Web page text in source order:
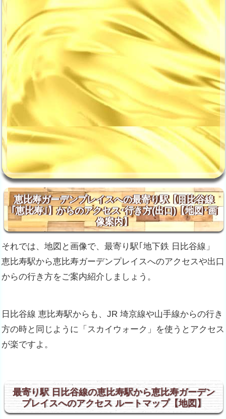
恵比寿ガーデンプレイスへの最寄り駅【日比谷線
｢恵比寿｣】からのアクセス･行き方(出口)【地図･画
像案内】
それでは、地図と画像で、最寄り駅｢地下鉄 日比谷線」
恵比寿駅から恵比寿ガーデンプレイスへのアクセスや出口
からの行き方をご案内紹介しましょう。
日比谷線 恵比寿駅からも、JR 埼京線や山手線からの行き
方の時と同じように「スカイウォーク」を使うとアクセス
が楽ですよ。
最寄り駅 日比谷線の恵比寿駅から恵比寿ガーデン
プレイスへのアクセス ルートマップ【地図】